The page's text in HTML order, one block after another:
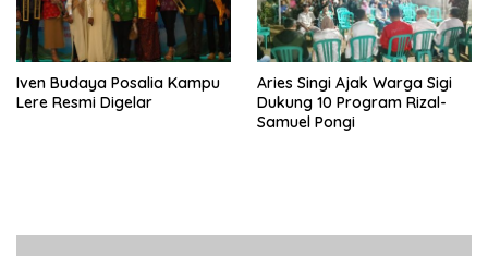
Iven Budaya Posalia Kampu
Lere Resmi Digelar
Aries Singi Ajak Warga Sigi
Dukung 10 Program Rizal-
Samuel Pongi